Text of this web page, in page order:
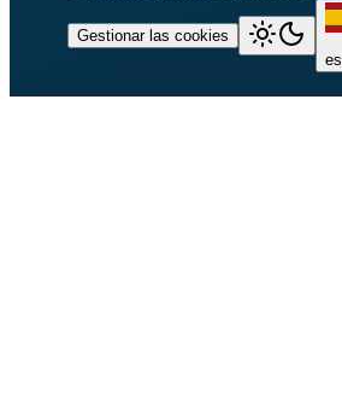
Gestionar las cookies
es